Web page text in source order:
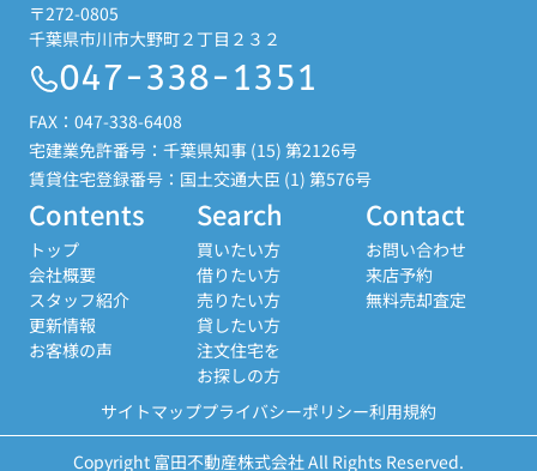
〒272-0805
千葉県市川市大野町２丁目２３２
047-338-1351
FAX：047-338-6408
宅建業免許番号：千葉県知事 (15) 第2126号
賃貸住宅登録番号：国土交通大臣 (1) 第576号
Contents
トップ
会社概要
スタッフ紹介
更新情報
お客様の声
Search
買いたい方
借りたい方
売りたい方
貸したい方
注文住宅を
お探しの方
Contact
お問い合わせ
来店予約
無料売却査定
サイトマッププライバシーポリシー利用規約
Copyright 富田不動産株式会社 All Rights Reserved.